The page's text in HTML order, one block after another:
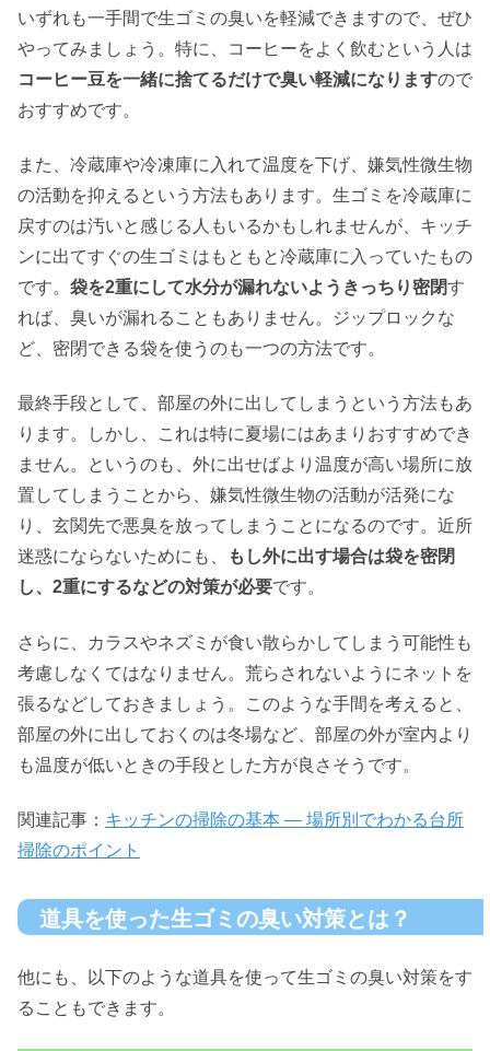
いずれも一手間で生ゴミの臭いを軽減できますので、ぜひ
やってみましょう。特に、コーヒーをよく飲むという人は
コーヒー豆を一緒に捨てるだけで臭い軽減になりますので
おすすめです。
また、冷蔵庫や冷凍庫に入れて温度を下げ、嫌気性微生物
の活動を抑えるという方法もあります。生ゴミを冷蔵庫に
戻すのは汚いと感じる人もいるかもしれませんが、キッチ
ンに出てすぐの生ゴミはもともと冷蔵庫に入っていたもの
です。 袋を2重にして水分が漏れないようきっちり密閉す
れば、臭いが漏れることもありません。ジップロックな
ど、密閉できる袋を使うのも一つの方法です。
最終手段として、部屋の外に出してしまうという方法もあ
ります。しかし、これは特に夏場にはあまりおすすめでき
ません。というのも、外に出せばより温度が高い場所に放
置してしまうことから、嫌気性微生物の活動が活発にな
り、玄関先で悪臭を放ってしまうことになるのです。近所
迷惑にならないためにも、
もし外に出す場合は袋を密閉
し、2重にするなどの対策が必要です。
さらに、カラスやネズミが食い散らかしてしまう可能性も
考慮しなくてはなりません。荒らされないようにネットを
張るなどしておきましょう。このような手間を考えると、
部屋の外に出しておくのは冬場など、部屋の外が室内より
も温度が低いときの手段とした方が良さそうです。
関連記事： キッチンの掃除の基本 ― 場所別でわかる台所
掃除のポイント
道具を使った生ゴミの臭い対策とは？
他にも、以下のような道具を使って生ゴミの臭い対策をす
ることもできます。